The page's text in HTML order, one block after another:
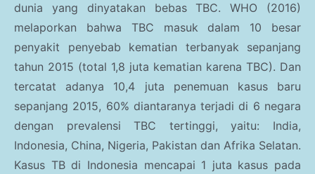
dunia yang dinyatakan bebas TBC. WHO (2016)
melaporkan bahwa TBC masuk dalam 10 besar
penyakit penyebab kematian terbanyak sepanjang
tahun 2015 (total 1,8 juta kematian karena TBC). Dan
tercatat adanya 10,4 juta penemuan kasus baru
sepanjang 2015, 60% diantaranya terjadi di 6 negara
dengan prevalensi TBC tertinggi, yaitu: India,
Indonesia, China, Nigeria, Pakistan dan Afrika Selatan.
Kasus TB di Indonesia mencapai 1 juta kasus pada